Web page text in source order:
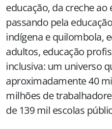
educação, da creche
passando pela
indígena e quilombola,
adultos, educação
inclusiva: um universo
aproximadamente 40
milhões de
de 139 mil escolas